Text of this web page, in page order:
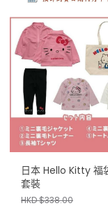
日本 Hello Kitty 福
套裝
HKD $338.00